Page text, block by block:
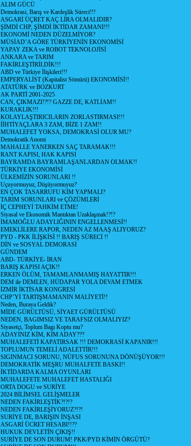
ALIM GÜCÜ
Demokrasi, Barış ve Kardeşlik Süreci!!!
ASGARİ ÜÇRET KAÇ LİRA OLMALIDIR?
ŞİMDİ CHP, ŞİMDİ İKTİDAR ZAMANI!!!
EKONOMİ NEDEN DÜZELMİYOR?
MÜSİAD’A GÖRE TÜRKİYENİN EKONOMİSİ
YAPAY ZEKA ve ROBOT TEKNOLOJİSİ
ANKARA ve TARIM
FAKİRLEŞTİRİLDİK!!!
ABD ve Türkiye İlişkileri!!!
EMPERYALİST (Kapitalist Sömürü) EKONOMİSİ!!
ATATÜRK ve BOZKURT
AK PARTİ 2001-2025
CAN, ÇIKMAZI!?!? GAZZE DE, KATLİAM!!
KURAKLIK!!!
KOLAYLAŞTIRICILARIN ZORLASTIRMASI!!!
İİHTİYAÇLARA 3 ZAM, BİZE 1 ZAM!!
MUHALEFET YOKSA, DEMOKRASİ OLUR MU?
Demokratik Anomi
MAHALLE YANERKEN SAÇ TARAMAK!!!
RANT KAPISI, HAK KAPISI
BAYRAMDA BAYRAMLAŞANLARDAN OLMAK!!
TÜRKİYE EKONOMİSİ
ÜLKEMİZİN SORUNLARI !!
Uçuyormuyuz, Düşüyormuyuz?
EN ÇOK TASARRUFU KİM YAPMALI?
TARIM SORUNLARI ve ÇÖZÜMLERİ
İÇ CEPHEYİ TAHKİM ETME!
Siyasal ve Ekonomik Mantıktan Uzaklaşmak!?!?
İMAMOĞLU ADAYLIĞININ ENGELLENMESİ!!
EMEKLİLERE RAPOR, NEDEN AZ MAAŞ ALIYORUZ?
PYD - PKK İLİŞKİSİ !! BARIŞ SÜRECİ !!
DİN ve SOSYAL DEMORASİ
GÜNDEM
ABD- TÜRKİYE- İRAN
BARIŞ KAPISI AÇIK!!
ERKEN ÖLÜM, TAMAMLANMAMIŞ HAYATTIR!!!
DEM ile DEMLEN, HÜDAPAR YOLA DEVAM ETMEK
İZMİR İKTİSAR KONGRESİ
CHP’Yİ TARTIŞMAMANIN MALİYETİ!!
Neden, Buraya Geldik?
MİDE GÜRÜLTÜSÜ, SİYAET GÜRÜLTÜSÜ
NEDEN, BAGIMSIZ VE TARAFSIZ OLMALIYIZ?
Siyasetçi, Toplum Bagı Koptu mu?
ADAYINIZ KİM, KİM ADAY???
MUHALEFETİ KAPATIRSAK !!! DEMOKRASİ KAPANIR!!!
TOPLUMUN TEMELİ ADALETTİR!!!
SIGINMACI SORUNU, NÜFUS SORUNUNA DÖNÜŞÜYOR!!!
DEMOKRATİK MEŞRU MUHALFETE BASKI!!
İKTİDARDA KALMA OYUNLARI
MUHALEFETE MUHALEFET HASTALIĞI
ORTA DOGU ve SURİYE
2024 BİLİMSEL GELİŞMELER
NEDEN FAKİRLEŞTİK?!?!?
NEDEN FAKİRLEŞİYORUZ?!?!
SURİYE DE, BARIŞIN İNŞASI
ASGARİ ÜCRET HESABI!!??
HUKUK DEVLETİN ÇIKIŞ!!
SURİYE DE SON DURUM! PKK/PYD KİMİN ÖRGÜTÜ?